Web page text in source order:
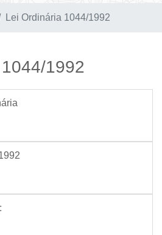
Lei Ordinária 1044/1992
1992